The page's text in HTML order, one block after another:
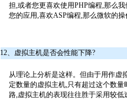
担,或者您更喜欢使用PHP编程,那么
您的应用,喜欢ASP编程,那么微软的
12、虚拟主机是否会性能下降?
从理论上分析是这样。但由于用作虚
定数量的虚拟主机,只有超过这个数
路,虚拟主机的表现往往胜于采用较